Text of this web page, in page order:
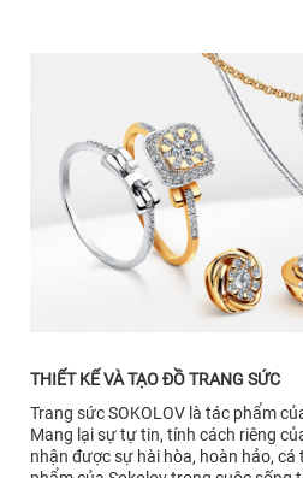
THIẾT KẾ VÀ TẠO ĐỒ TRANG SỨC
Trang sức SOKOLOV là tác phẩm
Mang lại sự tự tin, tính cách riêng
nhận được sự hài hòa, hoàn hảo,